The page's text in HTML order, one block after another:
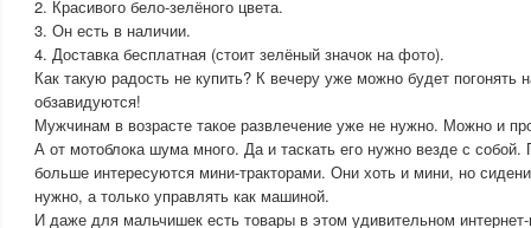
2. Красивого бело-зелёного цвета.
3. Он есть в наличии.
4. Доставка бесплатная (стоит зелёный значок на фото).
Как такую радость не купить? К вечеру уже можно будет погонять
обзавидуются!
Мужчинам в возрасте такое развлечение уже не нужно. Можно и
А от мотоблока шума много. Да и таскать его нужно везде с
больше интересуются мини-тракторами. Они хоть и мини, но
нужно, а только управлять как машиной.
И даже для мальчишек есть товары в этом удивительном